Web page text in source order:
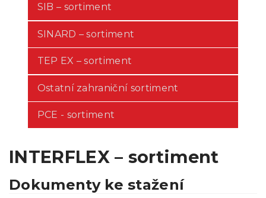
SIB – sortiment
SINARD – sortiment
TEP EX – sortiment
Ostatní zahraniční sortiment
PCE - sortiment
INTERFLEX – sortiment
Dokumenty ke stažení